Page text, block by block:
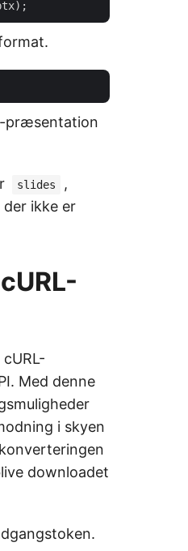
præsentation
slides
,
der ikke er
Med denne
i skyen
downloadet